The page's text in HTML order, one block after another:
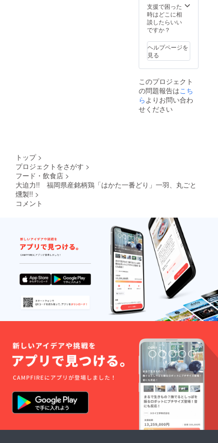
張
剤、乳
化剤、
クチナ
シ色
素、
肉・
小
麦・乳
成分・
大豆を
－18℃
以下で
・賞味
期限：
出荷日
より最
低3か月
以上
ムネ肉
（国
産）、
植物油
脂、食
塩、
こしょ
う、レ
モン
ピー
ル、赤
油、調
味料
ノ酸
等）香
料、乳
化剤、
着色料
（ニ
ンジン
カロチ
ン、パ
プリカ
原材料
の一部
に小
麦、大
豆を含
む）
・内容
量：
む製造
してい
ま
鶏
500g
・名
称：冷
凍 鶏モ
モ肉
以下で
保存し
てくだ
さい。
・賞味
期限：
出荷日
より最
低3か月
以上
・保存
方法：
－18℃
以下で
てくだ
さい。
・賞味
出荷日
より最
低3か月
以上
モモ肉
タタキ
風300g
・名
称：鶏
モモ肉
のたた
き
・原材
料名：
鶏モモ
肉（福
にんに
く、
食
塩、こ
しょ
う、
コーン
グリッ
ツ、上
ン酸
Na）、
発色剤
（硝酸
亜硝酸
・内容
量：不
定貫
約1.7kg
－18℃
さい。
・賞味
期限：
出荷日
より最
低3か月
以上
※
本品製
造工場
は小
麦・乳
成分・
してい
ま
す。
チ
キンカ
ツ
200g×3
パック
称：鶏
品
・原材
料名：
た一番
どりム
ネ肉
（国
衣
（小麦
粉、澱
粉
性蛋
白）、
張
剤、乳
化剤、
クチナ
シ色
素、
（一部
に鶏
肉・
小
麦・乳
成分・
含む）
・内容
量：
300g×2
P ・鶏
モモ肉
タタキ
風×2P
・名
称：鶏
モモ肉
支援で困った
時はどこに相
談したらいい
ですか？
ヘルプページを
見る
このプロジェクト
の問題報告はこち
らよりお問い合わ
せください
トップ >
プロジェクトをさがす >
フード・飲食店 >
大迫力!! 福岡県産銘柄鶏「はかた一番どり」一羽、丸ごと
燻製!! >
コメント